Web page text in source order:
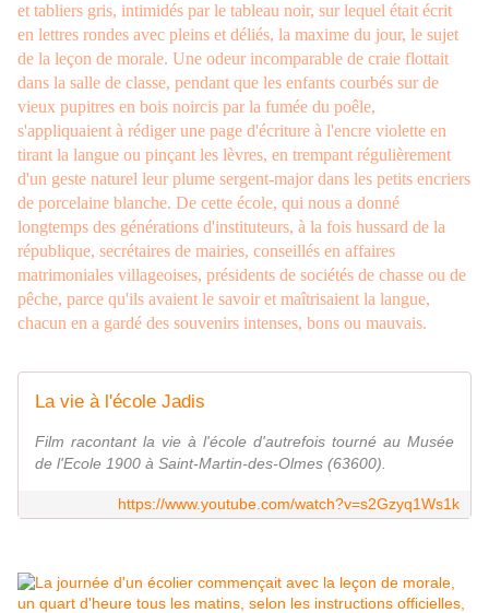
et tabliers gris, intimidés par le tableau noir, sur lequel était écrit
en lettres rondes avec pleins et déliés, la maxime du jour, le sujet
de la leçon de morale. Une odeur incomparable de craie flottait
dans la salle de classe, pendant que les enfants courbés sur de
vieux pupitres en bois noircis par la fumée du poêle,
s'appliquaient à rédiger une page d'écriture à l'encre violette en
tirant la langue ou pinçant les lèvres, en trempant régulièrement
d'un geste naturel leur plume sergent-major dans les petits encriers
de porcelaine blanche. De cette école, qui nous a donné
longtemps des générations d'instituteurs, à la fois hussard de la
république, secrétaires de mairies, conseillés en affaires
matrimoniales villageoises, présidents de sociétés de chasse ou de
pêche, parce qu'ils avaient le savoir et maîtrisaient la langue,
chacun en a gardé des souvenirs intenses, bons ou mauvais.
La vie à l'école Jadis
Film racontant la vie à l'école d'autrefois tourné au Musée
de l'Ecole 1900 à Saint-Martin-des-Olmes (63600).
https://www.youtube.com/watch?v=s2Gzyq1Ws1k